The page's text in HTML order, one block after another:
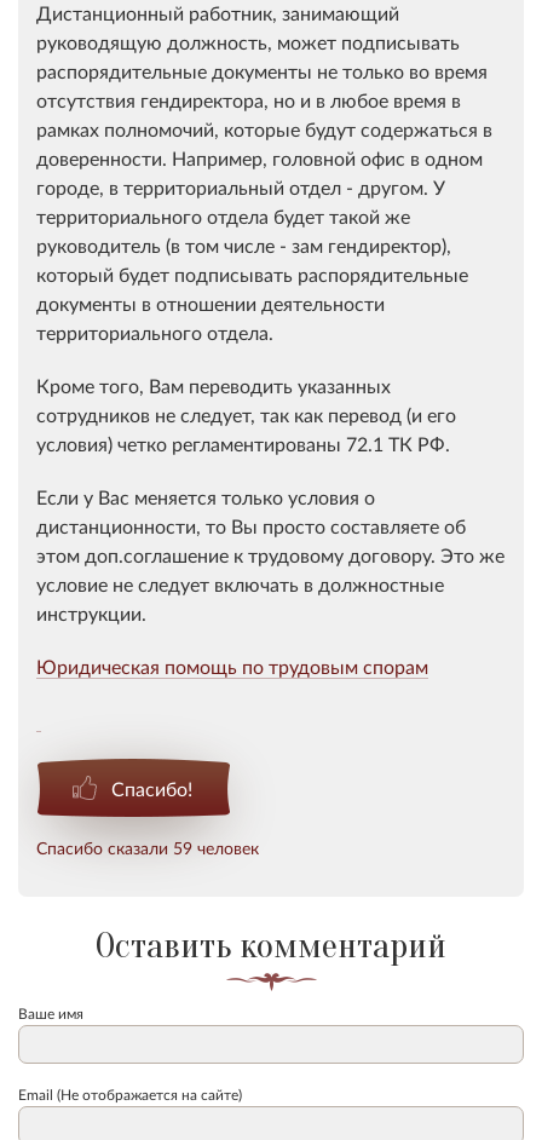
Дистанционный работник, занимающий
руководящую должность, может подписывать
распорядительные документы не только во время
отсутствия гендиректора, но и в любое время в
рамках полномочий, которые будут содержаться в
доверенности. Например, головной офис в одном
городе, в территориальный отдел - другом. У
территориального отдела будет такой же
руководитель (в том числе - зам гендиректор),
который будет подписывать распорядительные
документы в отношении деятельности
территориального отдела.
Кроме того, Вам переводить указанных
сотрудников не следует, так как перевод (и его
условия) четко регламентированы 72.1 ТК РФ.
Если у Вас меняется только условия о
дистанционности, то Вы просто составляете об
этом доп.соглашение к трудовому договору. Это же
условие не следует включать в должностные
инструкции.
Юридическая помощь по трудовым спорам
Спасибо!
Спасибо сказали 59 человек
Оставить комментарий
Ваше имя
Email (Не отображается на сайте)